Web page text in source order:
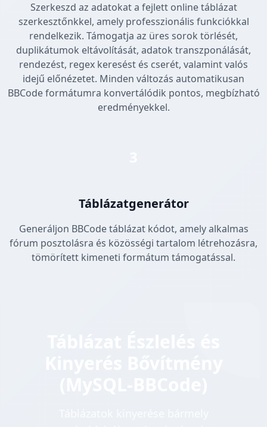
Szerkeszd az adatokat a fejlett online táblázat
szerkesztőnkkel, amely professzionális funkciókkal
rendelkezik. Támogatja az üres sorok törlését,
duplikátumok eltávolítását, adatok transzponálását,
rendezést, regex keresést és cserét, valamint valós
idejű előnézetet. Minden változás automatikusan
BBCode formátumra konvertálódik pontos, megbízható
eredményekkel.
Táblázatgenerátor
Generáljon BBCode táblázat kódot, amely alkalmas
fórum posztolásra és közösségi tartalom létrehozásra,
tömörített kimeneti formátum támogatással.